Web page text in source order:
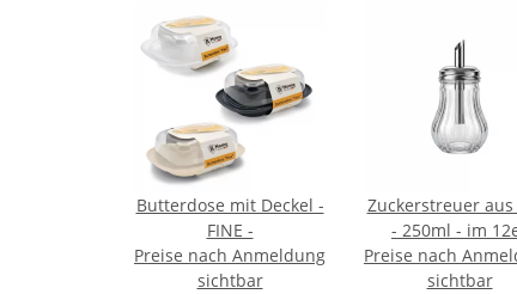
Butterdose mit Deckel -
FINE -
Preise nach Anmeldung
sichtbar
Zuckerstreuer aus
- 250ml - im 12er
Display
Preise nach
sichtbar